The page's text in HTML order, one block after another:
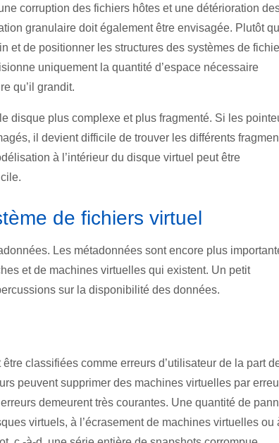
corruption des fichiers hôtes et une détérioration
granulaire doit également être envisagée. Plutôt
et de positionner les structures des systèmes de
uniquement la quantité d’espace nécessaire
qu’il grandit.
disque plus complexe et plus fragmenté. Si les
il devient difficile de trouver les différents
à l’intérieur du disque virtuel peut être
de fichiers virtuel
Les métadonnées sont encore plus
et de machines virtuelles qui existent. Un petit
sur la disponibilité des données.
classifiées comme erreurs d’utilisateur de la part
peuvent supprimer des machines virtuelles par
demeurent très courantes. Une quantité de
virtuels, à l’écrasement de machines virtuelles ou